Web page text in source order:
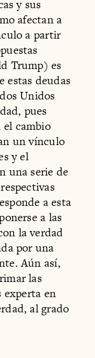
y sus
afectan a
a partir
Trump) es
estas deudas
Unidos
pues
cambio
un vínculo
y el
una serie de
a esta
a las
la verdad
por una
Aún así,
las
experta en
al grado